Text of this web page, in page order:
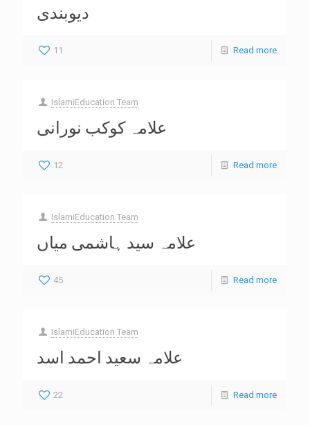
دیوبندی
11 Read more
IslamiEducation Team
علامہ کوکب نورانی
12 Read more
IslamiEducation Team
علامہ سید ہاشمی میاں
45 Read more
IslamiEducation Team
علامہ سعید احمد اسد
22 Read more